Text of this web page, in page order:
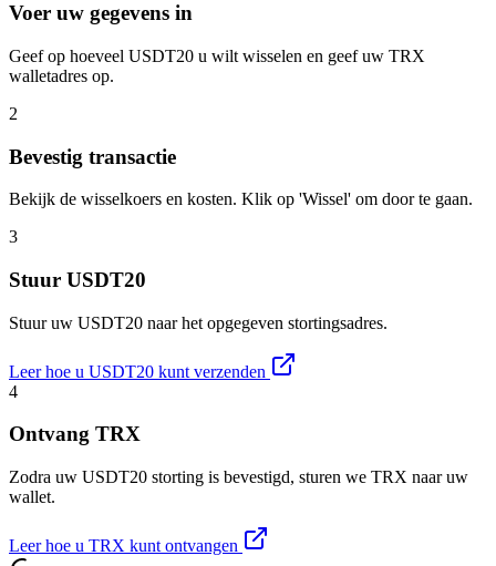
Voer uw gegevens in
Geef op hoeveel USDT20 u wilt wisselen en geef uw TRX
walletadres op.
2
Bevestig transactie
Bekijk de wisselkoers en kosten. Klik op 'Wissel' om door te gaan.
3
Stuur USDT20
Stuur uw USDT20 naar het opgegeven stortingsadres.
Leer hoe u USDT20 kunt verzenden
4
Ontvang TRX
Zodra uw USDT20 storting is bevestigd, sturen we TRX naar uw
wallet.
Leer hoe u TRX kunt ontvangen